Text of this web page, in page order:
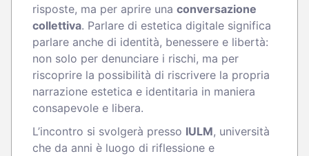
risposte, ma per aprire una conversazione
collettiva. Parlare di estetica digitale significa
parlare anche di identità, benessere e libertà:
non solo per denunciare i rischi, ma per
riscoprire la possibilità di riscrivere la propria
narrazione estetica e identitaria in maniera
consapevole e libera.
L’incontro si svolgerà presso IULM, università
che da anni è luogo di riflessione e